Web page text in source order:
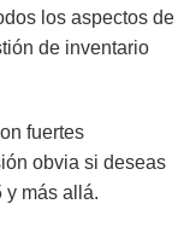
los aspectos de
de inventario
fuertes
obvia si deseas
y más allá.